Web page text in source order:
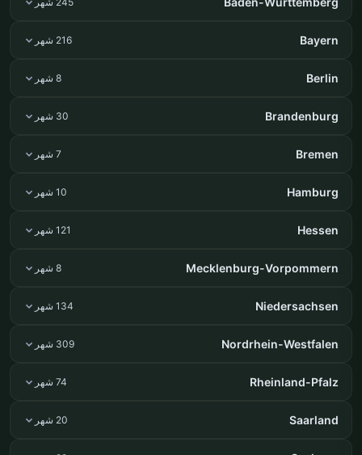
Bayern 216 شهر
Berlin 8 شهر
Brandenburg 30 شهر
Bremen 7 شهر
Hamburg 10 شهر
Hessen 121 شهر
Mecklenburg-Vorpommern 8 شهر
Niedersachsen 134 شهر
Nordrhein-Westfalen 309 شهر
Rheinland-Pfalz 74 شهر
Saarland 20 شهر